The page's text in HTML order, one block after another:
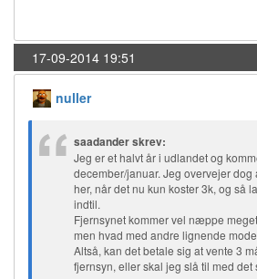
17-09-2014 19:51
nuller
saadander skrev:
Jeg er et halvt år i udlandet og
december/januar. Jeg overvejer
her, når det nu kun koster 3k, og så
indtil.
Fjernsynet kommer vel næppe
men hvad med andre lignende
Altså, kan det betale sig at vente 3
fjernsyn, eller skal jeg slå til med det